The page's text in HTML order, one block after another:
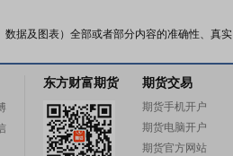
据及图表）全部或者部分内容的准确性、真实
东方财富期货 期货交易
期货手机开户
期货电脑开户
期货官方网站